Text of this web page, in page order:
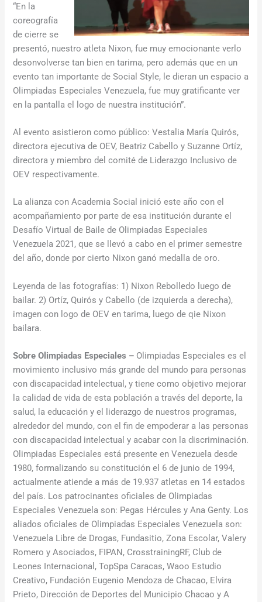
“En la
coreografía
de cierre se
presentó, nuestro atleta Nixon, fue muy emocionante verlo
desonvolverse tan bien en tarima, pero además que en un
evento tan importante de Social Style, le dieran un espacio a
Olimpiadas Especiales Venezuela, fue muy gratificante ver
en la pantalla el logo de nuestra institución”.
Al evento asistieron como público: Vestalia María Quirós,
directora ejecutiva de OEV, Beatriz Cabello y Suzanne Ortíz,
directora y miembro del comité de Liderazgo Inclusivo de
OEV respectivamente.
La alianza con Academia Social inició este año con el
acompañamiento por parte de esa institución durante el
Desafío Virtual de Baile de Olimpiadas Especiales
Venezuela 2021, que se llevó a cabo en el primer semestre
del año, donde por cierto Nixon ganó medalla de oro.
Leyenda de las fotografías: 1) Nixon Rebolledo luego de
bailar. 2) Ortíz, Quirós y Cabello (de izquierda a derecha),
imagen con logo de OEV en tarima, luego de qie Nixon
bailara.
Sobre Olimpiadas Especiales – Olimpiadas Especiales es el
movimiento inclusivo más grande del mundo para personas
con discapacidad intelectual, y tiene como objetivo mejorar
la calidad de vida de esta población a través del deporte, la
salud, la educación y el liderazgo de nuestros programas,
alrededor del mundo, con el fin de empoderar a las personas
con discapacidad intelectual y acabar con la discriminación.
Olimpiadas Especiales está presente en Venezuela desde
1980, formalizando su constitución el 6 de junio de 1994,
actualmente atiende a más de 19.937 atletas en 14 estados
del país. Los patrocinantes oficiales de Olimpiadas
Especiales Venezuela son: Pegas Hércules y Ana Genty. Los
aliados oficiales de Olimpiadas Especiales Venezuela son:
Venezuela Libre de Drogas, Fundasitio, Zona Escolar, Valery
Romero y Asociados, FIPAN, CrosstrainingRF, Club de
Leones Internacional, TopSpa Caracas, Waoo Estudio
Creativo, Fundación Eugenio Mendoza de Chacao, Elvira
Prieto, Dirección de Deportes del Municipio Chacao y A